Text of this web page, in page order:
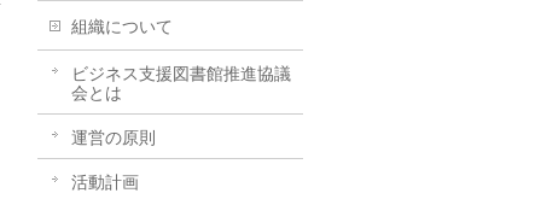
組織について
ビジネス支援図書館推進協議
会とは
運営の原則
活動計画